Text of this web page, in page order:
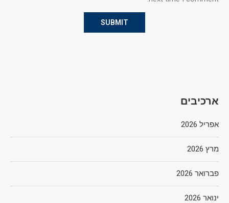
ארכיבים
אפריל 2026
מרץ 2026
פברואר 2026
ינואר 2026